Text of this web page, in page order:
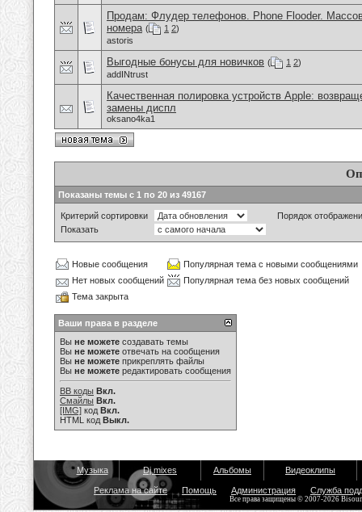
Продам: Флудер телефонов. Phone Flooder.
номера ( 1 2)
astoris
Выгодные бонусы для новичков ( 1 2)
addINtrust
Качественная полировка устройств Apple:
замены диспл
oksano4ka1
Показаны темы с 1 по 20 из 49167
Критерий сортировки
Порядок
Показать
Новые сообщения
Популярная тема с новыми сообщениями
Нет новых сообщений
Популярная тема без новых сообщений
Тема закрыта
Ваши права в разделе
Вы не можете создавать темы
Вы не можете отвечать на сообщения
Вы не можете прикреплять файлы
Вы не можете редактировать сообщения
BB коды Вкл.
Смайлы Вкл.
[IMG] код Вкл.
HTML код Выкл.
Музыка Dj mixes Альбомы Видеоклипы
Реклама на сайте Помощь Администрация Служба
Все права защищены © 2007-2026